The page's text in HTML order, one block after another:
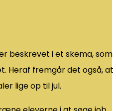
beskrevet i et skema, som
Heraf fremgår det også, at
lige op til jul.